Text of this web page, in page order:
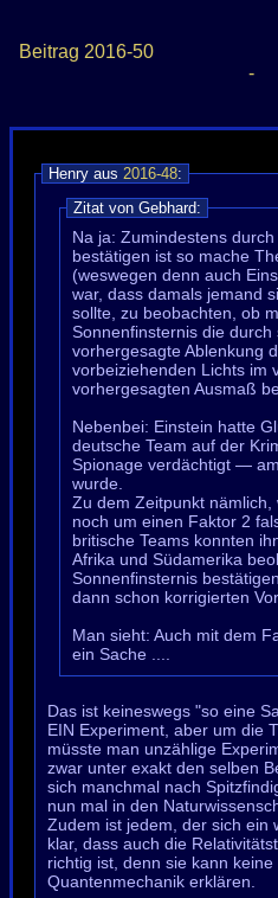
Beitrag 2016-50
-
Henry aus 2016-48:
Zitat von Gebhard:
Na ja: Zumindestens
bestätigen ist so mache
(weswegen denn auch
war, dass damals jemand
sollte, zu beobachten, ob
Sonnenfinsternis die durch
vorhergesagte Ablenkung
vorbeiziehenden Lichts im
vorhergesagten Ausmaß
Nebenbei: Einstein hatte
deutsche Team auf der
Spionage verdächtigt —
wurde.
Zu dem Zeitpunkt nämlich,
noch um einen Faktor 2
britische Teams konnten
Afrika und Südamerika
Sonnenfinsternis
dann schon korrigierten
Man sieht: Auch mit dem
ein Sache ....
Das ist keineswegs "so eine
EIN Experiment, aber um die
müsste man unzählige
zwar unter exakt den selben
sich manchmal nach
nun mal in den
Zudem ist jedem, der sich ein
klar, dass auch die
richtig ist, denn sie kann
Quantenmechanik erklären.